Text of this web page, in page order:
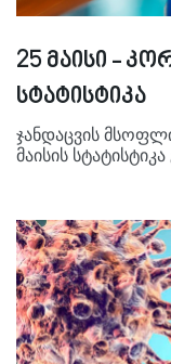
25 მაისი -
სტატისტიკა
ჯანდაცვის
მაისის